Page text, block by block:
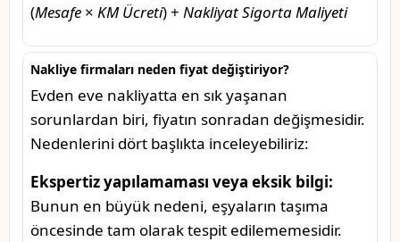
(Mesafe × KM Ücreti) + Nakliyat Sigorta Maliyeti
Nakliye firmaları neden fiyat değiştiriyor?
Evden eve nakliyatta en sık yaşanan
sorunlardan biri, fiyatın sonradan değişmesidir.
Nedenlerini dört başlıkta inceleyebiliriz:
Ekspertiz yapılamaması veya eksik bilgi:
Bunun en büyük nedeni, eşyaların taşıma
öncesinde tam olarak tespit edilememesidir.